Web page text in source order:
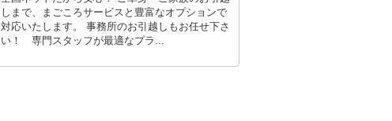
しまで、まごころサービスと豊富なオプションで
対応いたします。 事務所のお引越しもお任せ下さ
い！ 専門スタッフが最適なプラ...